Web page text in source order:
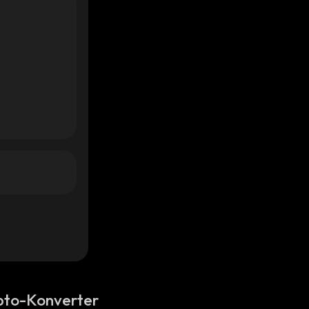
Konverter